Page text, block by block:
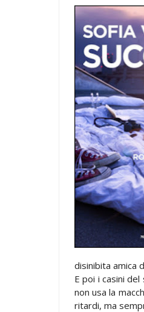
disinibita amica
E poi i casini
non usa la
ritardi, ma